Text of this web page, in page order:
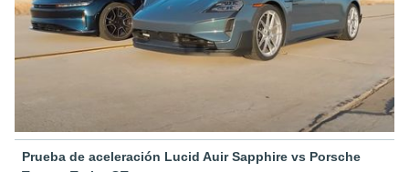
Prueba de aceleración Lucid Auir Sapphire vs Porsche